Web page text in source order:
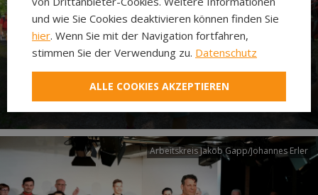
Neuer Pilgerweg Via
Laudato si’
Arbeitskreis Jakob Gapp/Johannes Erler
und wie Sie Cookies deaktivieren können finden Sie
hier. Wenn Sie mit der Navigation fortfahren,
stimmen Sie der Verwendung zu. Datenschutz
ALLE COOKIES AKZEPTIEREN